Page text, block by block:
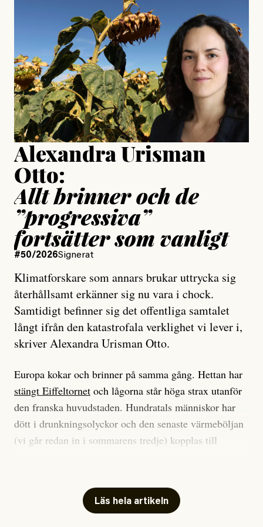
Jonas Lundström
Publicerad24 July, 2026
Jesper Lundby: ”Livet i sig
är ganska politiskt”
Jesper Lundby
Publicerad15 July, 2026
Uppdaterad15 July, 2026
Alexandra Urisman
Otto:
Allt brinner och de
”progressiva”
fortsätter som vanligt
#50/2026Signerat
Klimatforskare som annars brukar uttrycka sig
återhållsamt erkänner sig nu vara i chock.
Samtidigt befinner sig det offentliga samtalet
långt ifrån den katastrofala verklighet vi lever i,
skriver Alexandra Urisman Otto.
Europa kokar och brinner på samma gång. Hettan har
stängt Eiffeltornet och lågorna står höga strax utanför
den franska huvudstaden. Hundratals människor har
dött i drunkningsolyckor och den senaste värmeböljan
(vi går redan in i sommarens tredje) kopplas till
Har du också panik i hettan? Känns det som en
mardröm? Bra, allt annat vore fullständigt orimligt.
Läs hela artikeln